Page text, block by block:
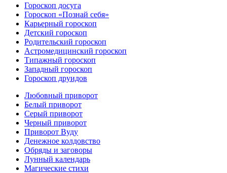
Гороскоп досуга
Гороскоп «Познай себя»
Карьерный гороскоп
Детский гороскоп
Родительский гороскоп
Астромедицинский гороскоп
Типажный гороскоп
Западный гороскоп
Гороскоп друидов
Любовный приворот
Белый приворот
Серый приворот
Черный приворот
Приворот Вуду
Денежное колдовство
Обряды и заговоры
Лунный календарь
Магические стихи